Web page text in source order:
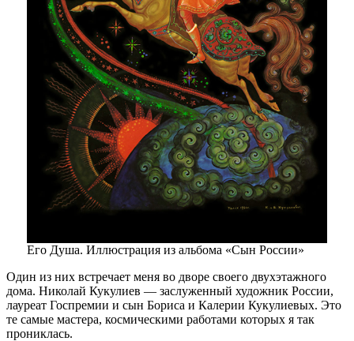
Его Душа. Иллюстрация из альбома «Сын России»
Один из них встречает меня во дворе своего двухэтажного
дома. Николай Кукулиев — ​заслуженный художник России,
лауреат Госпремии и сын Бориса и Калерии Кукулиевых. Это
те самые мастера, космическими работами которых я так
прониклась.